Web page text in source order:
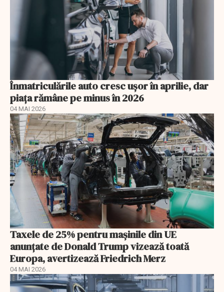
Înmatriculările auto cresc ușor în aprilie, dar
piața rămâne pe minus în 2026
04 MAI 2026
Taxele de 25% pentru mașinile din UE
anunţate de Donald Trump vizează toată
Europa, avertizează Friedrich Merz
04 MAI 2026